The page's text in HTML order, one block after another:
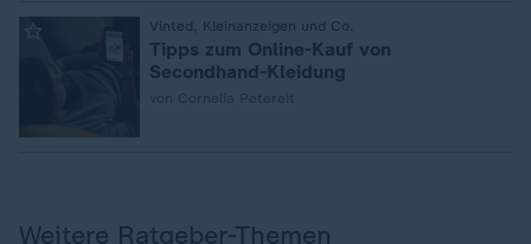
Vinted, Kleinanzeigen und Co.
Tipps zum Online-Kauf von
Secondhand-Kleidung
Weitere Ratgeber-Themen